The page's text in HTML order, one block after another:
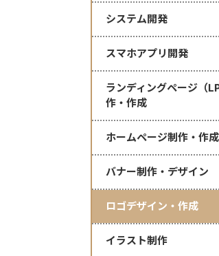
システム開発
スマホアプリ開発
ランディングページ（
作・作成
ホームページ制作・作成
バナー制作・デザイン
ロゴデザイン・作成
イラスト制作